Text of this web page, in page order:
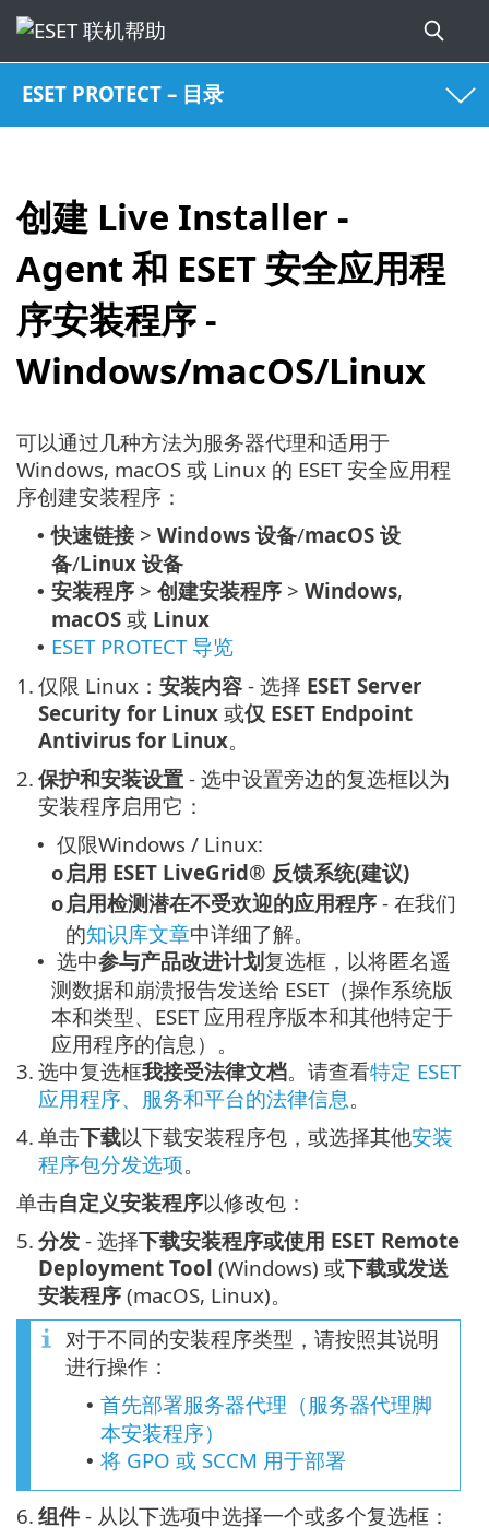
ESET PROTECT – 目录
创建 Live Installer -
Agent 和 ESET 安全应用程
序安装程序 -
Windows/macOS/Linux
可以通过几种方法为服务器代理和适用于
Windows, macOS 或 Linux 的 ESET 安全应用程
序创建安装程序：
• 快速链接 > Windows 设备/macOS 设
备/Linux 设备
• 安装程序 > 创建安装程序 > Windows,
macOS 或 Linux
• ESET PROTECT 导览
1. 仅限 Linux： 安装内容 - 选择 ESET Server
Security for Linux 或仅 ESET Endpoint
Antivirus for Linux。
2. 保护和安装设置 - 选中设置旁边的复选框以为
安装程序启用它：
• 仅限Windows / Linux:
o启用 ESET LiveGrid® 反馈系统(建议)
o启用检测潜在不受欢迎的应用程序 - 在我们
的知识库文章中详细了解。
• 选中参与产品改进计划复选框，以将匿名遥
测数据和崩溃报告发送给 ESET（操作系统版
本和类型、ESET 应用程序版本和其他特定于
应用程序的信息）。
3. 选中复选框我接受法律文档。请查看特定 ESET
应用程序、服务和平台的法律信息。
4. 单击下载以下载安装程序包，或选择其他安装
程序包分发选项。
单击自定义安装程序以修改包：
5. 分发 - 选择下载安装程序或使用 ESET Remote
Deployment Tool (Windows) 或下载或发送
安装程序 (macOS, Linux)。
对于不同的安装程序类型，请按照其说明
进行操作：
• 首先部署服务器代理（服务器代理脚
本安装程序）
• 将 GPO 或 SCCM 用于部署
6. 组件 - 从以下选项中选择一个或多个复选框：